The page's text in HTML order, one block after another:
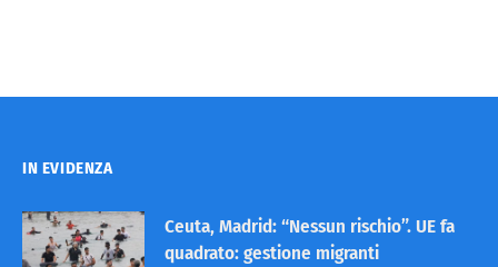
IN EVIDENZA
Ceuta, Madrid: “Nessun rischio”. UE fa
quadrato: gestione migranti